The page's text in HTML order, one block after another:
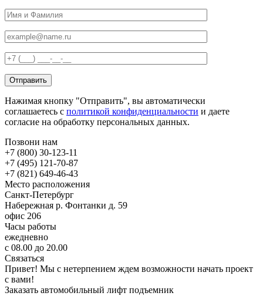
Нажимая кнопку "Отправить", вы автоматически
соглашаетесь с политикой конфиденциальности и даете
согласие на обработку персональных данных.
Позвони нам
+7 (800) 30-123-11
+7 (495) 121-70-87
+7 (821) 649-46-43
Место расположения
Санкт-Петербург
Набережная р. Фонтанки д. 59
офис 206
Часы работы
ежедневно
с 08.00 до 20.00
Связаться
Привет! Мы с нетерпением ждем возможности начать проект
с вами!
Заказать автомобильный лифт подъемник